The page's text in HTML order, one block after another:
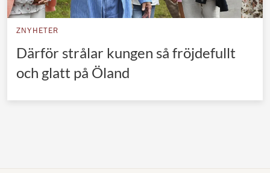
Jordanska kungahuset
Japanska kejsarhuset
Thailändska kungahuset
ZNYHETER
Därför strålar kungen så fröjdefullt
och glatt på Öland